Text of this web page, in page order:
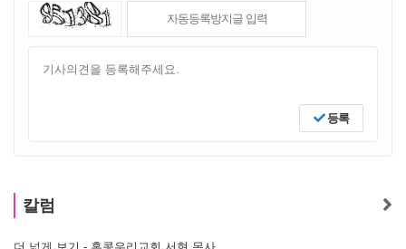
등록
칼럼